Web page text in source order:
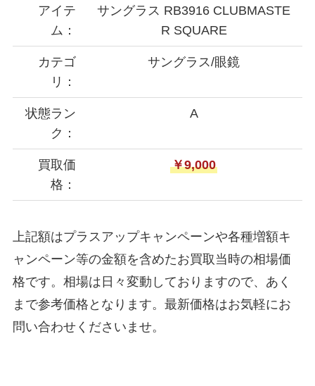
アイテ
ム：
サングラス RB3916 CLUBMASTE
R SQUARE
カテゴ
リ：
サングラス/眼鏡
状態ラン
ク：
A
買取価
格：
￥9,000
上記額はプラスアップキャンペーンや各種増額キ
ャンペーン等の金額を含めたお買取当時の相場価
格です。相場は日々変動しておりますので、あく
まで参考価格となります。最新価格はお気軽にお
問い合わせくださいませ。